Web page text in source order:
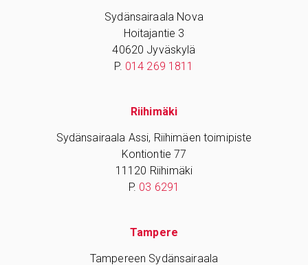
Sydänsairaala Nova
Hoitajantie 3
40620 Jyväskylä
P. 014 269 1811
Riihimäki
Sydänsairaala Assi, Riihimäen toimipiste
Kontiontie 77
11120 Riihimäki
P. 03 6291
Tampere
Tampereen Sydänsairaala